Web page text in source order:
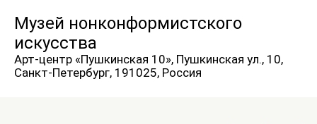
Музей нонконформистского
искусства
Арт-центр «Пушкинская 10», Пушкинская ул., 10,
Санкт-Петербург, 191025, Россия